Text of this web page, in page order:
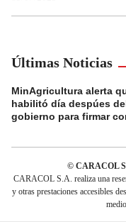
Últimas Noticias
MinAgricultura alerta
habilitó día despúes
gobierno para firmar
© CARACOL
CARACOL S.A. realiza una
y otras prestaciones accesibles